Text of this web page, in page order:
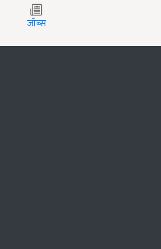
जॉब्स